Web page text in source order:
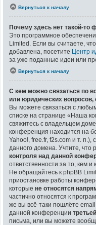
Вернуться к началу
Почему здесь нет такой-то
Это программное
Limited. Если вы считаете,
добавлена, посетите Центр
за уже поданные идеи или
Вернуться к началу
С кем можно связаться по
или юридических
Вы можете связаться с
списке на странице «Наша
свяжитесь с владельцем
конференция находится на
Yahoo!, free.fr, f2s.com и т. п.),
данного домена. Учтите, что
контроля над данной
ответственности за то, кем
Не обращайтесь к phpBB
приостановке работы
которые не относятся
частично относятся к
же вы всё-таки пошлёте
данной конференции
письма, или вы можете